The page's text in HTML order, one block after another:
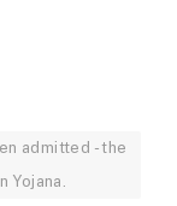
admitted - the